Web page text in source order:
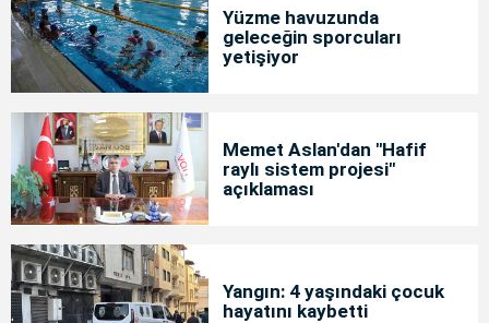
Yüzme havuzunda
geleceğin sporcuları
yetişiyor
Memet Aslan'dan "Hafif
raylı sistem projesi"
açıklaması
Yangın: 4 yaşındaki çocuk
hayatını kaybetti